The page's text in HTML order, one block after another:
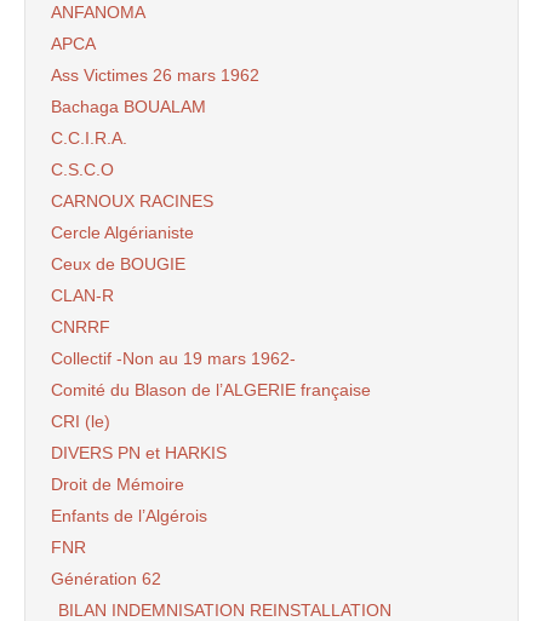
ANFANOMA
APCA
Ass Victimes 26 mars 1962
Bachaga BOUALAM
C.C.I.R.A.
C.S.C.O
CARNOUX RACINES
Cercle Algérianiste
Ceux de BOUGIE
CLAN-R
CNRRF
Collectif -Non au 19 mars 1962-
Comité du Blason de l’ALGERIE française
CRI (le)
DIVERS PN et HARKIS
Droit de Mémoire
Enfants de l’Algérois
FNR
Génération 62
BILAN INDEMNISATION REINSTALLATION